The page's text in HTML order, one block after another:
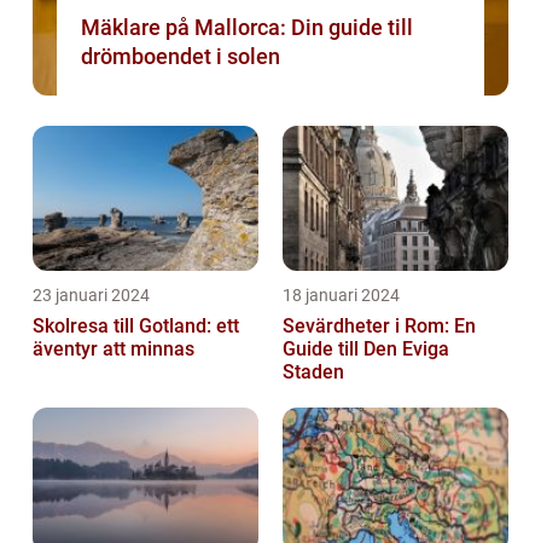
Mäklare på Mallorca: Din guide till
drömboendet i solen
23 januari 2024
Skolresa till Gotland: ett
äventyr att minnas
18 januari 2024
Sevärdheter i Rom: En
Guide till Den Eviga
Staden